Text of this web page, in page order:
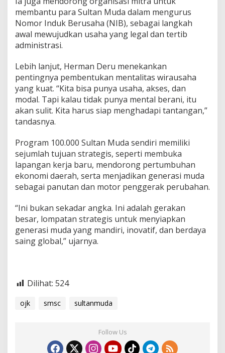
membantu para Sultan Muda dalam mengurus
Nomor Induk Berusaha (NIB), sebagai langkah
awal mewujudkan usaha yang legal dan tertib
administrasi.
Lebih lanjut, Herman Deru menekankan
pentingnya pembentukan mentalitas wirausaha
yang kuat. “Kita bisa punya usaha, akses, dan
modal. Tapi kalau tidak punya mental berani, itu
akan sulit. Kita harus siap menghadapi tantangan,”
tandasnya.
Program 100.000 Sultan Muda sendiri memiliki
sejumlah tujuan strategis, seperti membuka
lapangan kerja baru, mendorong pertumbuhan
ekonomi daerah, serta menjadikan generasi muda
sebagai panutan dan motor penggerak perubahan.
“Ini bukan sekadar angka. Ini adalah gerakan
besar, lompatan strategis untuk menyiapkan
generasi muda yang mandiri, inovatif, dan berdaya
saing global,” ujarnya.
Dilihat: 524
ojk smsc sultanmuda
Follow Us